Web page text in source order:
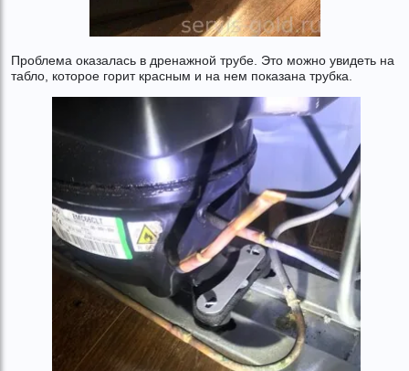
Проблема оказалась в дренажной трубе. Это можно увидеть на
табло, которое горит красным и на нем показана трубка.